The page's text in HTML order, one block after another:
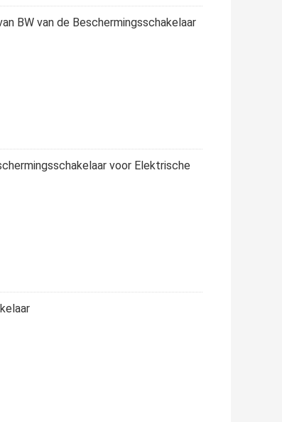
BW van de Beschermingsschakelaar
voor Elektrische